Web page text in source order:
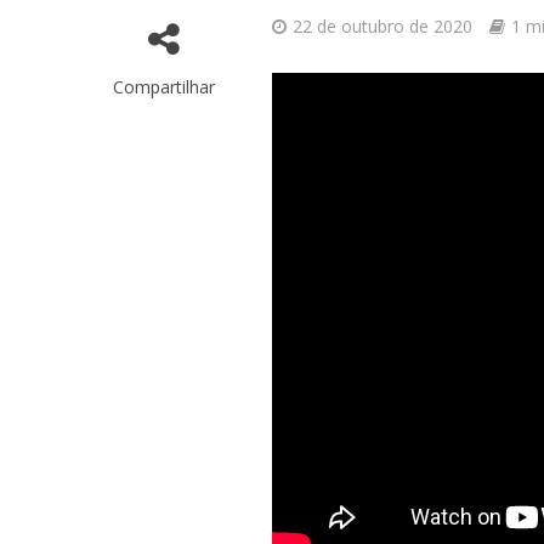
Compartilhar
22 de outubro de 2020 1